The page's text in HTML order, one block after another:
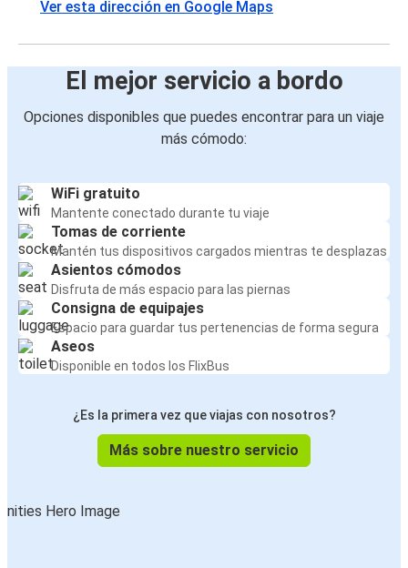
Ver esta dirección en Google Maps
El mejor servicio a bordo
Opciones disponibles que puedes encontrar para un viaje
más cómodo:
WiFi gratuito
Mantente conectado durante tu viaje
Tomas de corriente
Mantén tus dispositivos cargados mientras te desplazas
Asientos cómodos
Disfruta de más espacio para las piernas
Consigna de equipajes
Espacio para guardar tus pertenencias de forma segura
Aseos
Disponible en todos los FlixBus
¿Es la primera vez que viajas con nosotros?
Más sobre nuestro servicio